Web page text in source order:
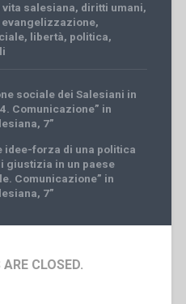
salesiana, diritti umani,
evangelizzazione,
, libertà, politica,
sociale dei Salesiani in
Comunicazione” in
7”
idee-forza di una politica
giustizia in un paese
Comunicazione” in
7”
CLOSED.